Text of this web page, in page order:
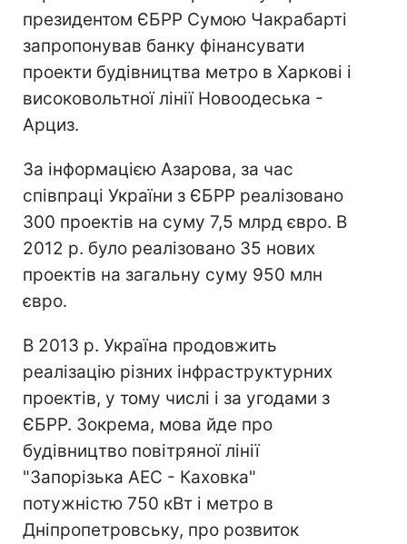
президентом ЄБРР Сумою Чакрабарті
запропонував банку фінансувати
проекти будівництва метро в Харкові і
високовольтної лінії Новоодеська -
Арциз.
За інформацією Азарова, за час
співпраці України з ЄБРР реалізовано
300 проектів на суму 7,5 млрд євро. В
2012 р. було реалізовано 35 нових
проектів на загальну суму 950 млн
євро.
В 2013 р. Україна продовжить
реалізацію різних інфраструктурних
проектів, у тому числі і за угодами з
ЄБРР. Зокрема, мова йде про
будівництво повітряної лінії
"Запорізька АЕС - Каховка"
потужністю 750 кВт і метро в
Дніпропетровську, про розвиток